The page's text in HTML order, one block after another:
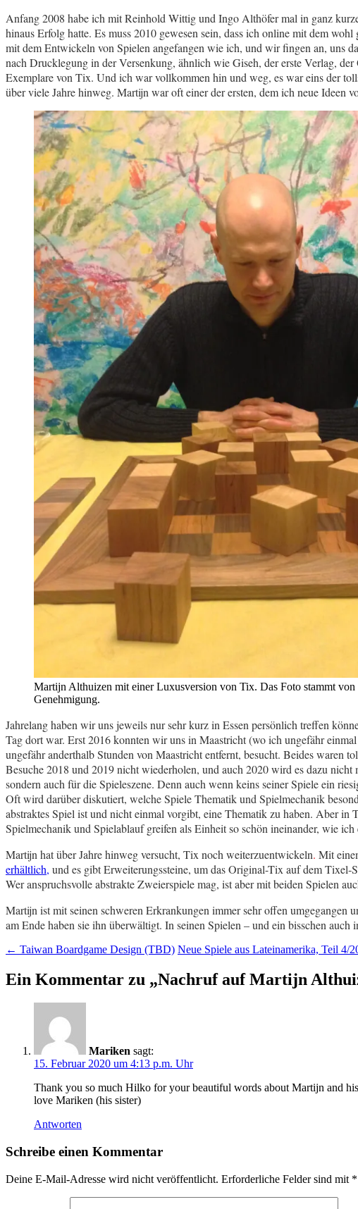
Anfang 2008 habe ich mit Reinhold Wittig und Ingo Althöfer mal in ganz
hinaus Erfolg hatte. Es muss 2010 gewesen sein, dass ich online mit dem
mit dem Entwickeln von Spielen angefangen wie ich, und wir fingen an, uns
nach Drucklegung in der Versenkung, ähnlich wie Giseh, der erste Verlag,
Exemplare von Tix. Und ich war vollkommen hin und weg, es war eins der
über viele Jahre hinweg. Martijn war oft einer der ersten, dem ich neue
Martijn Althuizen mit einer Luxusversion von Tix. Das Foto stammt
Genehmigung.
Jahrelang haben wir uns jeweils nur sehr kurz in Essen persönlich treffen
Tag dort war. Erst 2016 konnten wir uns in Maastricht (wo ich ungefähr
ungefähr anderthalb Stunden von Maastricht entfernt, besucht. Beides waren
Besuche 2018 und 2019 nicht wiederholen, und auch 2020 wird es dazu
sondern auch für die Spieleszene. Denn auch wenn keins seiner Spiele ein
Oft wird darüber diskutiert, welche Spiele Thematik und Spielmechanik
abstraktes Spiel ist und nicht einmal vorgibt, eine Thematik zu haben. Aber in
Spielmechanik und Spielablauf greifen als Einheit so schön ineinander, wie ich
Martijn hat über Jahre hinweg versucht, Tix noch weiterzuentwickeln. Mit
erhältlich, und es gibt Erweiterungssteine, um das Original-Tix auf dem
Wer anspruchsvolle abstrakte Zweierspiele mag, ist aber mit beiden Spielen
Martijn ist mit seinen schweren Erkrankungen immer sehr offen umgegangen
am Ende haben sie ihn überwältigt. In seinen Spielen – und ein bisschen
Beitragsnavigation
← Taiwan Boardgame Design (TBD) Neue Spiele aus Lateinamerika, Teil 4/
Ein Kommentar zu „Nachruf auf Martijn
Mariken sagt:
15. Februar 2020 um 4:13 p.m. Uhr
Thank you so much Hilko for your beautiful words about Martijn and
love Mariken (his sister)
Antworten
Schreibe einen Kommentar
Deine E-Mail-Adresse wird nicht veröffentlicht. Erforderliche Felder sind mit *